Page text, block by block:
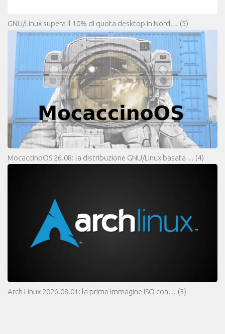
GNU/Linux supera il 10% di quota desktop in Nord… (5)
MocaccinoOS 26.08: la distribuzione GNU/Linux basata… (4)
Arch Linux 2026.08.01: la prima immagine ISO con… (3)